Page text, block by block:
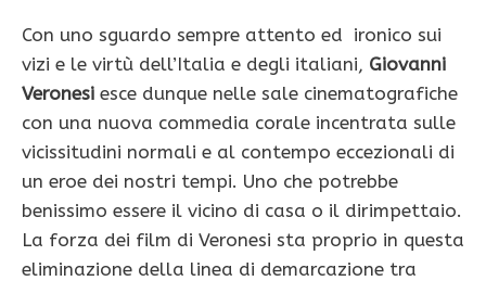
Con uno sguardo sempre attento ed ironico sui
vizi e le virtù dell’Italia e degli italiani, Giovanni
Veronesi esce dunque nelle sale cinematografiche
con una nuova commedia corale incentrata sulle
vicissitudini normali e al contempo eccezionali di
un eroe dei nostri tempi. Uno che potrebbe
benissimo essere il vicino di casa o il dirimpettaio.
La forza dei film di Veronesi sta proprio in questa
eliminazione della linea di demarcazione tra